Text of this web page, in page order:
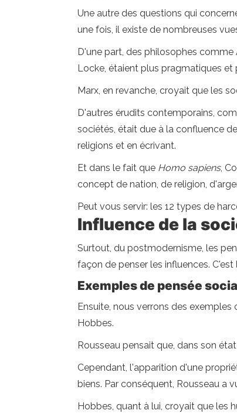
Une autre des questions qui
une fois, il existe de nombreuses
D'une part, des philosophes
Locke, étaient plus pragmatiques et
Marx, en revanche, croyait que les
D'autres érudits contemporains,
sociétés, était due à la confluence
religions et en écrivant.
Et dans le fait que Homo sapiens,
concept de nation, de religion,
Peut vous servir: les 12 types de
Influence de la
Surtout, du postmodernisme, les
façon de penser les influences.
Exemples de pensée
Ensuite, nous verrons des
Hobbes.
Rousseau pensait que, dans son
Cependant, l'apparition d'une
biens. Par conséquent, Rousseau a
Hobbes, quant à lui, croyait que les